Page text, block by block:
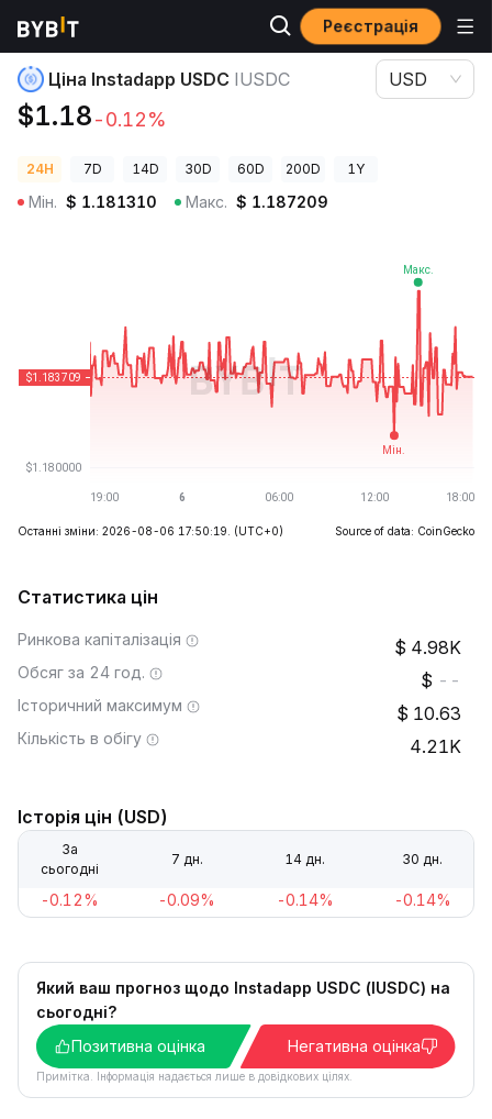
Реєстрація
Ціни криптовалют Ціна Instadapp USDC IUSDC
Ціна Instadapp USDC IUSDC
$1.18-0.12%
USD
24H 7D 14D 30D 60D 200D 1Y
Мін. $ 1.181310 Макс. $ 1.187209
Останні зміни: 2026-08-06 17:50:19. (UTC+0) Source of data: CoinGecko
Статистика цін
Ринкова капіталізація 4.98K
Обсяг за 24 год. --
Історичний максимум 10.63
Кількість в обігу 4.21K
Історія цін (USD)
За
сьогодні
7 дн. 14 дн. 30 дн.
-0.12% -0.09% -0.14% -0.14%
Який ваш прогноз щодо Instadapp USDC (IUSDC) на
сьогодні?
Позитивна оцінка
Негативна оцінка
Примітка. Інформація надається лише в довідкових цілях.